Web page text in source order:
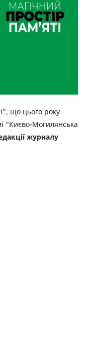
і", що цього року
"Києво-Могилянська
журналу